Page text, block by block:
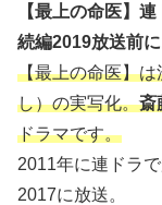
【最上の命医】
続編2019放送前に
【最上の命医】
し）の実写化。斎
ドラマです。
2011年に連ドラ
2017に放送。